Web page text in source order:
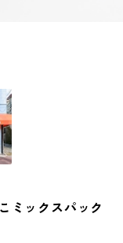
ミックスパック